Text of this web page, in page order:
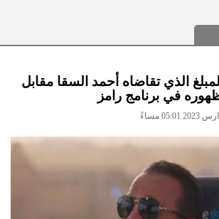
المبلغ الذي تقاضاه أحمد السقا مقابل
في برنامج رامز